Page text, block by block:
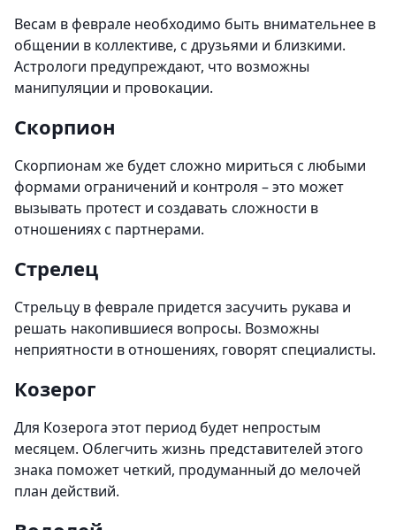
Весам в феврале необходимо быть внимательнее в
общении в коллективе, с друзьями и близкими.
Астрологи предупреждают, что возможны
манипуляции и провокации.
Скорпион
Скорпионам же будет сложно мириться с любыми
формами ограничений и контроля – это может
вызывать протест и создавать сложности в
отношениях с партнерами.
Стрелец
Стрельцу в феврале придется засучить рукава и
решать накопившиеся вопросы. Возможны
неприятности в отношениях, говорят специалисты.
Козерог
Для Козерога этот период будет непростым
месяцем. Облегчить жизнь представителей этого
знака поможет четкий, продуманный до мелочей
план действий.